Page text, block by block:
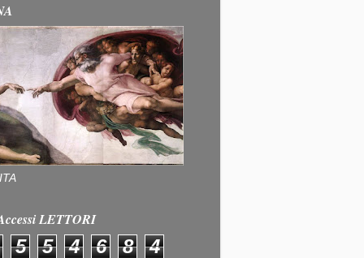
LETTORI
5 5 4 6 8 4